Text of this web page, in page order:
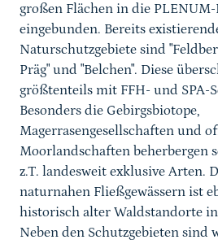
großen Flächen in die
eingebunden. Bereits
Naturschutzgebiete sind
Präg" und "Belchen". Diese
größtenteils mit FFH- und SPA-
Besonders die Gebirgsbiotope,
Magerrasengesellschaften und
Moorlandschaften beherbergen
z.T. landesweit exklusive Arten.
naturnahen Fließgewässern ist
historisch alter Waldstandorte
Neben den Schutzgebieten sind